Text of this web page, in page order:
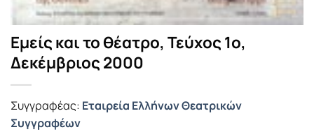
Εμείς και το θέατρο, Τεύχος 1ο,
Δεκέμβριος 2000
Συγγραφέας: Εταιρεία Ελλήνων Θεατρικών
Συγγραφέων